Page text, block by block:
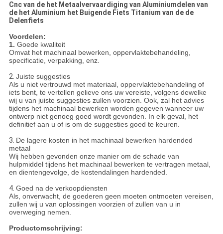
Cnc van de het Metaalvervaardiging van Aluminiumdelen van
de het Aluminium het Buigende Fiets Titanium van de de
Delenfiets
Voordelen:
1. Goede kwaliteit
Omvat het machinaal bewerken, oppervlaktebehandeling,
specificatie, verpakking, enz.
2. Juiste suggesties
Als u niet vertrouwd met materiaal, oppervlaktebehandeling of
iets bent, te vertellen gelieve ons uw vereiste, volgens dewelke
wij u van juiste suggesties zullen voorzien. Ook, zal het advies
tijdens het machinaal bewerken worden gegeven wanneer uw
ontwerp niet genoeg goed wordt gevonden. In elk geval, het
definitief aan u of is om de suggesties goed te keuren.
3. De lagere kosten in het machinaal bewerken hardended
metaal
Wij hebben gevonden onze manier om de schade van
hulpmiddel tijdens het machinaal bewerken te vertragen metaal,
en dientengevolge, de kostendalingen hardended.
4. Goed na de verkoopdiensten
Als, onverwacht, de goederen geen moeten ontmoeten vereisen,
zullen wij u van oplossingen voorzien of zullen van u in
overweging nemen.
Productomschrijving: